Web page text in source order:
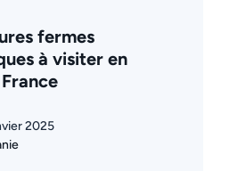
fermes
à visiter en
2025